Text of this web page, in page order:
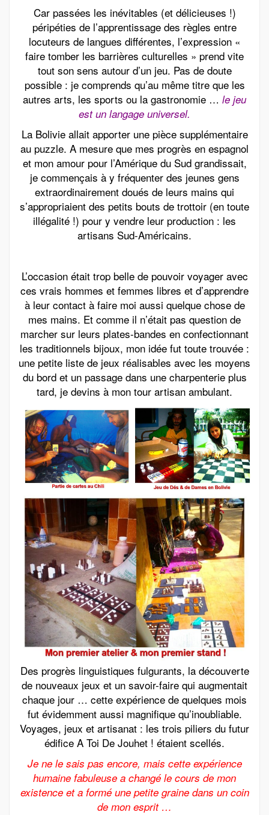
Car passées les inévitables (et délicieuses !)
péripéties de l’apprentissage des règles entre
locuteurs de langues différentes, l’expression «
faire tomber les barrières culturelles » prend vite
tout son sens autour d’un jeu. Pas de doute
possible : je comprends qu’au même titre que les
autres arts, les sports ou la gastronomie … le jeu
est un langage universel.
La Bolivie allait apporter une pièce supplémentaire
au puzzle. A mesure que mes progrès en espagnol
et mon amour pour l’Amérique du Sud grandissait,
je commençais à y fréquenter des jeunes gens
extraordinairement doués de leurs mains qui
s’appropriaient des petits bouts de trottoir (en toute
illégalité !) pour y vendre leur production : les
artisans Sud-Américains.
L’occasion était trop belle de pouvoir voyager avec
ces vrais hommes et femmes libres et d’apprendre
à leur contact à faire moi aussi quelque chose de
mes mains. Et comme il n’était pas question de
marcher sur leurs plates-bandes en confectionnant
les traditionnels bijoux, mon idée fut toute trouvée :
une petite liste de jeux réalisables avec les moyens
du bord et un passage dans une charpenterie plus
tard, je devins à mon tour artisan ambulant.
Des progrès linguistiques fulgurants, la découverte
de nouveaux jeux et un savoir-faire qui augmentait
chaque jour … cette expérience de quelques mois
fut évidemment aussi magnifique qu’inoubliable.
Voyages, jeux et artisanat : les trois piliers du futur
édifice A Toi De Jouhet ! étaient scellés.
Je ne le sais pas encore, mais cette expérience
humaine fabuleuse a changé le cours de mon
existence et a formé une petite graine dans un coin
de mon esprit …